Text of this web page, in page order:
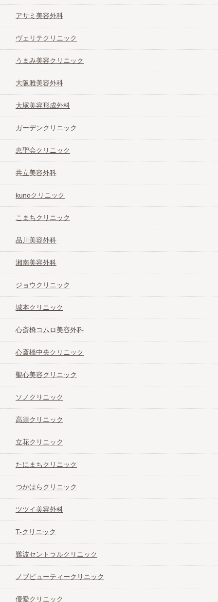
アサミ美容外科
ヴェリテクリニック
うまみ美容クリニック
大阪雅美容外科
大塚美容形成外科
ガーデンクリニック
恵聖会クリニック
共立美容外科
kunoクリニック
こまちクリニック
品川美容外科
湘南美容外科
ジョウクリニック
城本クリニック
心斎橋コムロ美容外科
心斎橋中央クリニック
聖心美容クリニック
ソノクリニック
高須クリニック
立花クリニック
たにまちクリニック
つかはらクリニック
ツツイ美容外科
T-クリニック
難波セントラルクリニック
ノブビューティークリニック
優愛クリニック